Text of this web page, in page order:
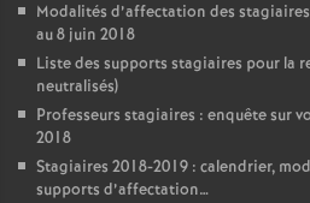
Modalités d’affectation des
au 8 juin 2018
Liste des supports stagiaires pour la
neutralisés)
Professeurs stagiaires : enquête sur
2018
Stagiaires 2018-2019 : calendrier,
supports d’affectation…